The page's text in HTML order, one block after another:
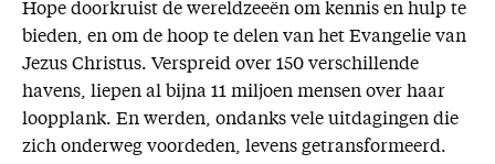
Hope doorkruist de wereldzeeën om kennis en hulp te
bieden, en om de hoop te delen van het Evangelie van
Jezus Christus. Verspreid over 150 verschillende
havens, liepen al bijna 11 miljoen mensen over haar
loopplank. En werden, ondanks vele uitdagingen die
zich onderweg voordeden, levens getransformeerd.